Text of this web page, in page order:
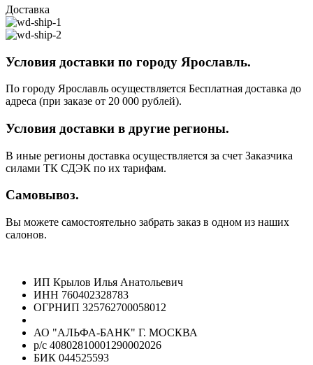
Доставка
Условия доставки по городу Ярославль.
По городу Ярославль осуществляется Бесплатная доставка до
адреса (при заказе от 20 000 рублей).
Условия доставки в другие регионы.
В иные регионы доставка осуществляется за счет Заказчика
силами ТК СДЭК по их тарифам.
Самовывоз.
Вы можете самостоятельно забрать заказ в одном из наших
салонов.
ИП Крылов Илья Анатольевич
ИНН 760402328783
ОГРНИП 325762700058012
АО "АЛЬФА-БАНК" Г. МОСКВА
р/с 40802810001290002026
БИК 044525593